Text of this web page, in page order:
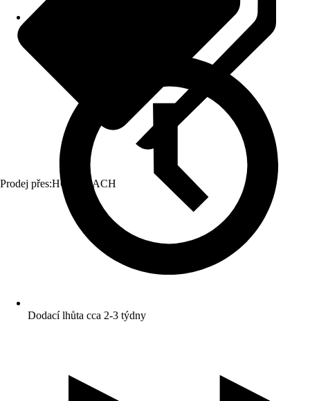
Prodej přes:HORNBACH
Dodací lhůta cca 2-3 týdny